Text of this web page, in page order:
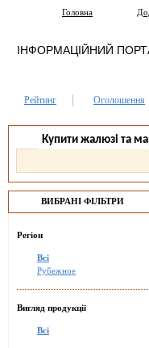
Головна
ІНФОРМАЦІЙНИЙ
Рейтинг Оголошення
Купити жалюзі та
ВИБРАНІ ФІЛЬТРИ
Регіон
Всі
Рубежное
Вигляд продукції
Всі